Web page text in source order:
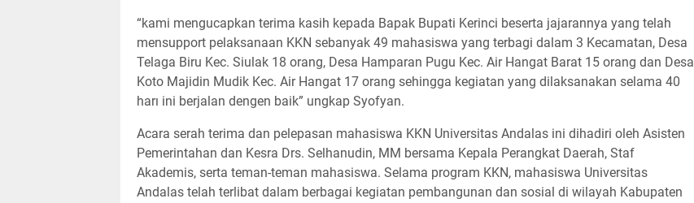
“kami mengucapkan terima kasih kepada Bapak Bupati Kerinci beserta jajarannya yang telah
mensupport pelaksanaan KKN sebanyak 49 mahasiswa yang terbagi dalam 3 Kecamatan, Desa
Telaga Biru Kec. Siulak 18 orang, Desa Hamparan Pugu Kec. Air Hangat Barat 15 orang dan Desa
Koto Majidin Mudik Kec. Air Hangat 17 orang sehingga kegiatan yang dilaksanakan selama 40
harı ini berjalan dengen baik” ungkap Syofyan.
Acara serah terima dan pelepasan mahasiswa KKN Universitas Andalas ini dihadiri oleh Asisten
Pemerintahan dan Kesra Drs. Selhanudin, MM bersama Kepala Perangkat Daerah, Staf
Akademis, serta teman-teman mahasiswa. Selama program KKN, mahasiswa Universitas
Andalas telah terlibat dalam berbagai kegiatan pembangunan dan sosial di wilayah Kabupaten